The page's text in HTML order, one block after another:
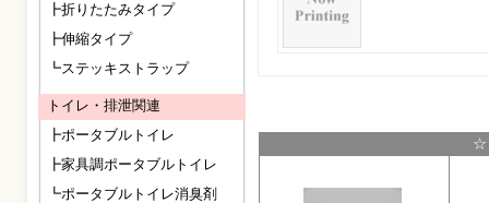
☆
┣折りたたみタイプ
┣伸縮タイプ
┗ステッキストラップ
トイレ・排泄関連
┣ポータブルトイレ
┣家具調ポータブルトイレ
┗ポータブルトイレ消臭剤